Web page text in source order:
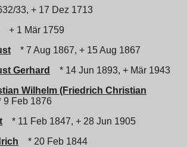
33, + 17 Dez 1713
+ 1 Mär 1759
* 7 Aug 1867, + 15 Aug 1867
Gerhard
* 14 Jun 1893, + Mär 1943
Wilhelm (Friedrich Christian
9 Feb 1876
* 11 Feb 1847, + 28 Jun 1905
* 20 Feb 1844